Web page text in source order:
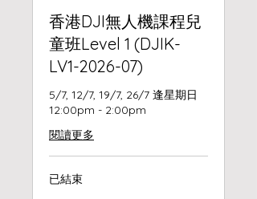
香港DJI無人機課程兒
童班Level 1 (DJIK-
LV1-2026-07)
5/7, 12/7, 19/7, 26/7 逢星期日
12:00pm - 2:00pm
閱讀更多
已結束